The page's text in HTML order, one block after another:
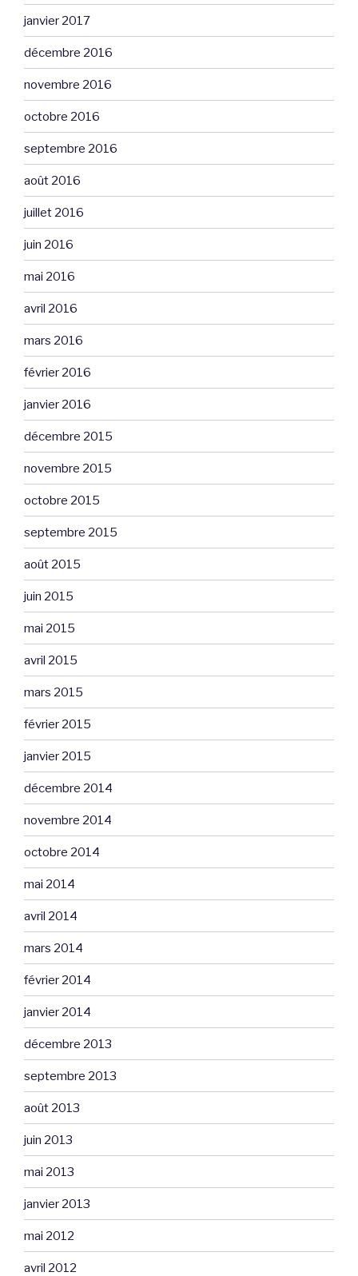
janvier 2017
décembre 2016
novembre 2016
octobre 2016
septembre 2016
août 2016
juillet 2016
juin 2016
mai 2016
avril 2016
mars 2016
février 2016
janvier 2016
décembre 2015
novembre 2015
octobre 2015
septembre 2015
août 2015
juin 2015
mai 2015
avril 2015
mars 2015
février 2015
janvier 2015
décembre 2014
novembre 2014
octobre 2014
mai 2014
avril 2014
mars 2014
février 2014
janvier 2014
décembre 2013
septembre 2013
août 2013
juin 2013
mai 2013
janvier 2013
mai 2012
avril 2012